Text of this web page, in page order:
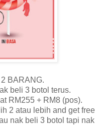
BARANG.
beli 3 botol terus.
RM255 + RM8 (pos).
2 atau lebih and get free
nak beli 3 botol tapi nak